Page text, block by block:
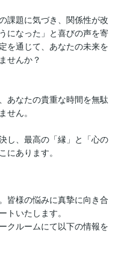
課題に気づき、関係性が改
になった」と喜びの声を寄
を通じて、あなたの未来を
せんか？
あなたの貴重な時間を無駄
せん。
し、最高の「縁」と「心の
にあります。
皆様の悩みに真摯に向き合
トいたします。
クルームにて以下の情報を